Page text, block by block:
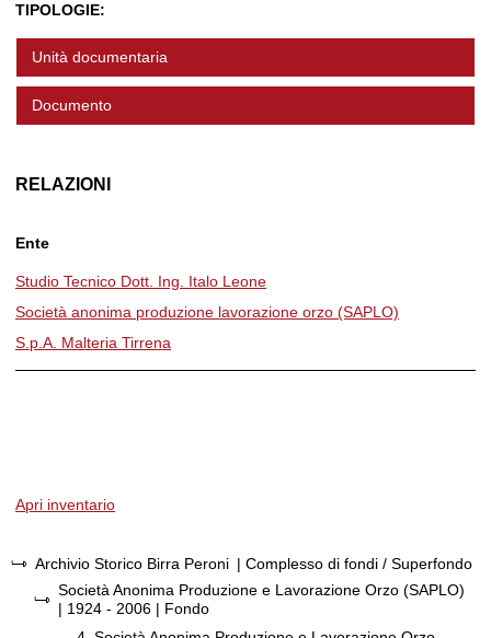
TIPOLOGIE:
Unità documentaria
Documento
RELAZIONI
Ente
Studio Tecnico Dott. Ing. Italo Leone
Società anonima produzione lavorazione orzo (SAPLO)
S.p.A. Malteria Tirrena
Apri inventario
Archivio Storico Birra Peroni | Complesso di fondi / Superfondo
Società Anonima Produzione e Lavorazione Orzo (SAPLO)
| 1924 - 2006 | Fondo